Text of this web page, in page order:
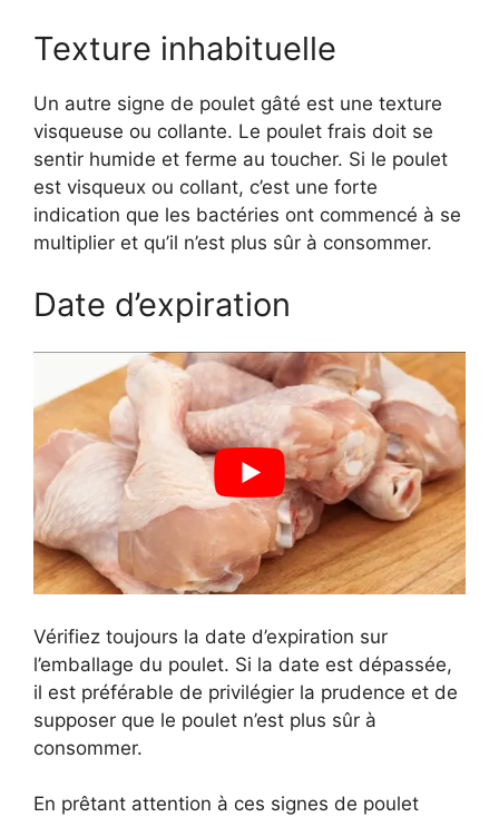
Texture inhabituelle
Un autre signe de poulet gâté est une texture
visqueuse ou collante. Le poulet frais doit se
sentir humide et ferme au toucher. Si le poulet
est visqueux ou collant, c’est une forte
indication que les bactéries ont commencé à se
multiplier et qu’il n’est plus sûr à consommer.
Date d’expiration
Vérifiez toujours la date d’expiration sur
l’emballage du poulet. Si la date est dépassée,
il est préférable de privilégier la prudence et de
supposer que le poulet n’est plus sûr à
consommer.
En prêtant attention à ces signes de poulet